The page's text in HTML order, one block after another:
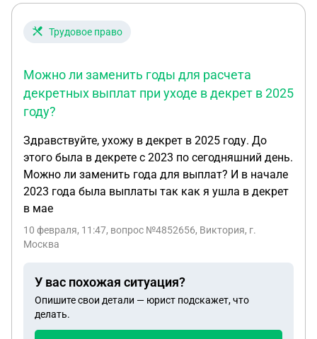
университета в суде? Обязан ли вуз отчислить
долга? Как мне правильно сформулировать
защититься от взыскания денег в будущем?»
Стоит ли на ВУЗ в суд подавать чтобы
анулировать долг? Какие у меня шансы?
Трудовое право
Можно ли заменить годы для расчета
декретных выплат при уходе в декрет в 2025
году?
Здравствуйте, ухожу в декрет в 2025 году. До
этого была в декрете с 2023 по сегодняшний день.
Можно ли заменить года для выплат? И в начале
2023 года была выплаты так как я ушла в декрет
в мае
10 февраля, 11:47, вопрос №4852656, Виктория, г.
Москва
У вас похожая ситуация?
Опишите свои детали — юрист подскажет, что
делать.